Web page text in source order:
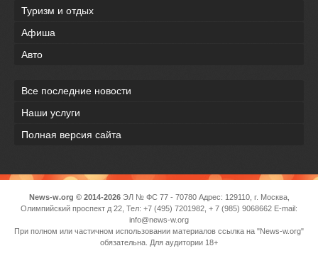
Туризм и отдых
Афиша
Авто
Все последние новости
Наши услуги
Полная версия сайта
News-w.org © 2014-2026ЭЛ № ФС 77 - 70780 Адрес: 129110, г. Москва,
Олимпийский проспект д 22, Тел: +7 (495) 7201982, + 7 (985) 9068662 E-mail:
info@news-w.org
При полном или частичном использовании материалов ссылка на "News-w.org"
обязательна. Для аудитории 18+